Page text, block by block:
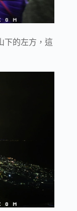
下的左方，這